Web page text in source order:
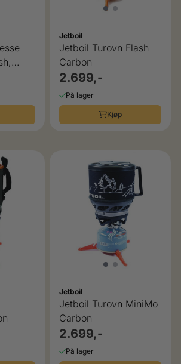
Jetboil
Jetboil Turovn Flash
Carbon
2.699,-
På lager
Kjøp
Jetboil
Jetboil Turovn MiniMo
Carbon
2.699,-
På lager